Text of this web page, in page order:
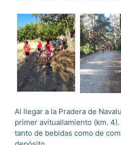
Al llegar a la Pradera de
primer avituallamiento (km.
tanto de bebidas como de